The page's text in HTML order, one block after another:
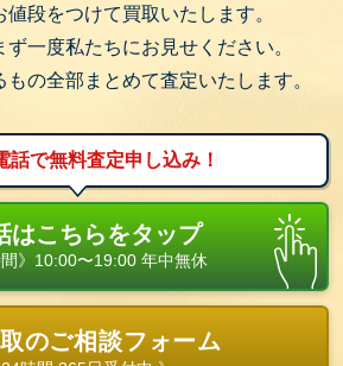
段をつけて買取いたします。
一度私たちにお見せください。
の全部まとめて査定いたします。
話で無料査定申し込み！
はこちらをタップ
間》10:00〜19:00 年中無休
のご相談フォーム